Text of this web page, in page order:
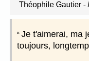
Théophile Gautier -
Je t'aimerai, ma
toujours,